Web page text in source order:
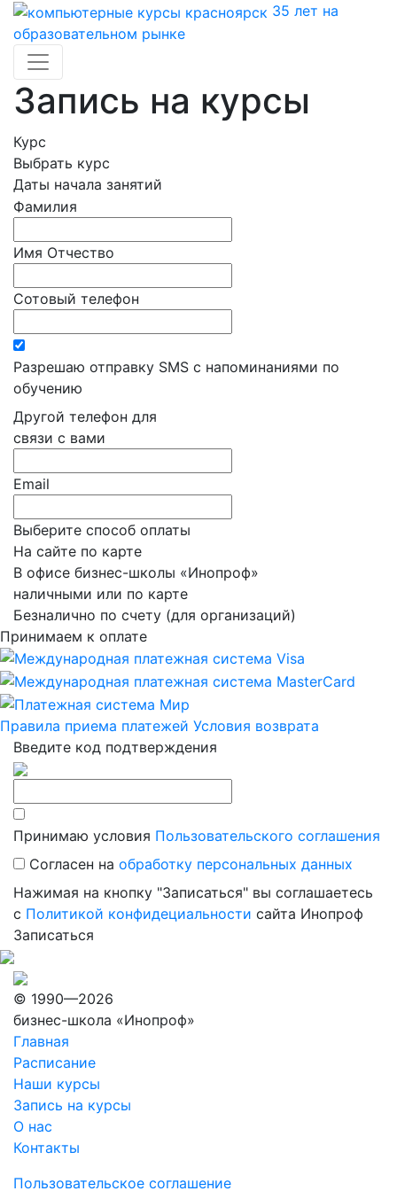
35 лет на
образовательном рынке
Запись на курсы
Курс
Выбрать курс
Даты начала занятий
Фамилия
Имя Отчество
Сотовый телефон
Разрешаю отправку SMS с напоминаниями по
обучению
Другой телефон для
связи с вами
Email
Выберите способ оплаты
На сайте по карте
В офисе бизнес-школы «Инопроф»
наличными или по карте
Безналично по счету (для организаций)
Принимаем к оплате
Правила приема платежей Условия возврата
Введите код подтверждения
Принимаю условия Пользовательского соглашения
Согласен на обработку персональных данных
Нажимая на кнопку "Записаться" вы соглашаетесь
с Политикой конфидециальности сайта Инопроф
Записаться
© 1990—2026
бизнес-школа «Инопроф»
Главная
Расписание
Наши курсы
Запись на курсы
О нас
Контакты
Пользовательское соглашение